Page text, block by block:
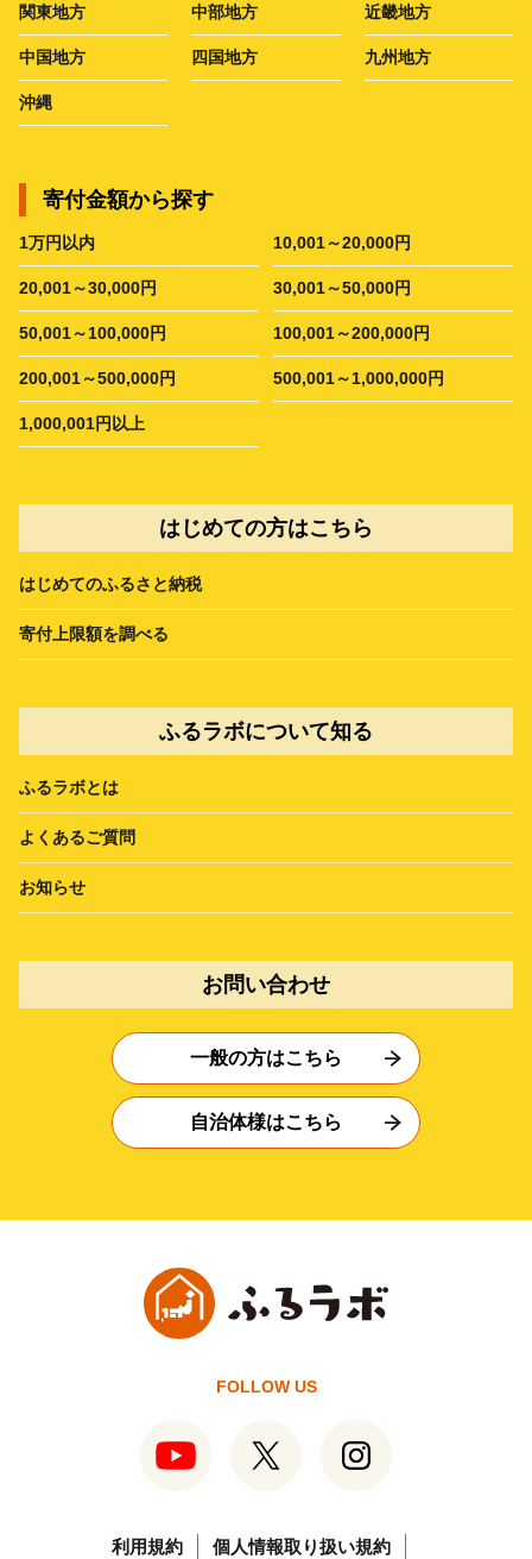
関東地方 中部地方 近畿地方
中国地方 四国地方 九州地方
沖縄
寄付金額から探す
1万円以内 10,001～20,000円
20,001～30,000円 30,001～50,000円
50,001～100,000円 100,001～200,000円
200,001～500,000円 500,001～1,000,000円
1,000,001円以上
はじめての方はこちら
はじめてのふるさと納税
寄付上限額を調べる
ふるラボについて知る
ふるラボとは
よくあるご質問
お知らせ
お問い合わせ
一般の方はこちら
自治体様はこちら
FOLLOW US
利用規約 個人情報取り扱い規約